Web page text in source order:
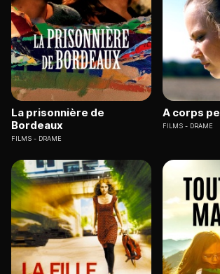
La prisonnière de
Bordeaux
FILMS DRAME
A corps
FILMS DRAME